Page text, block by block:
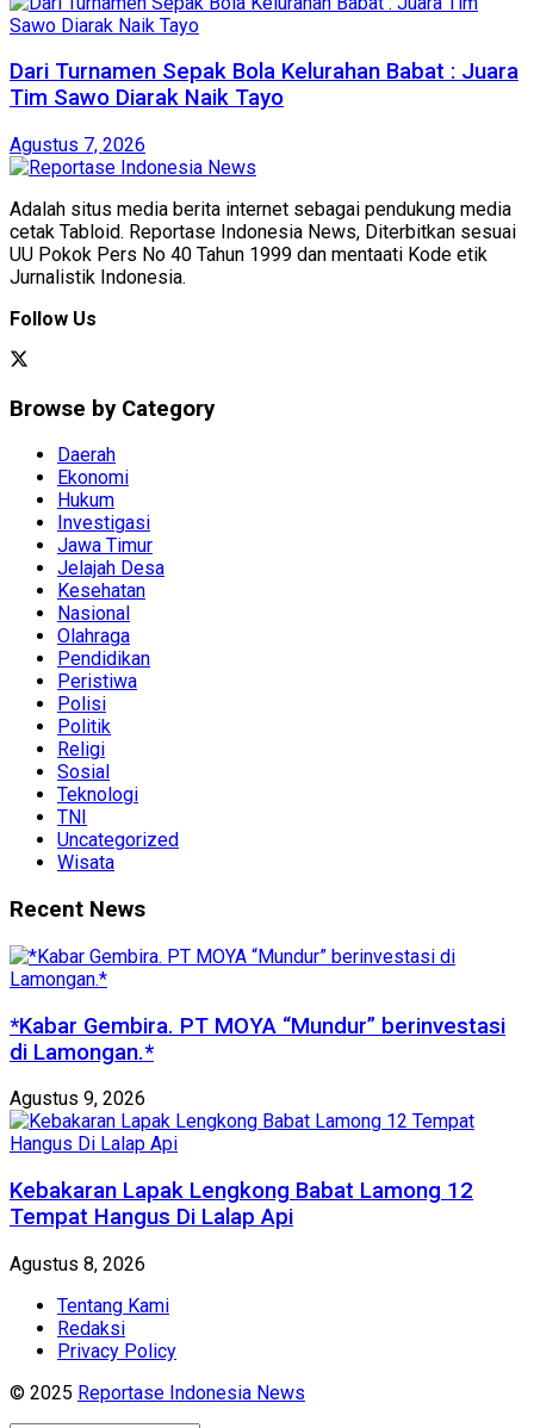
Dari Turnamen Sepak Bola Kelurahan Babat : Juara
Tim Sawo Diarak Naik Tayo
Agustus 7, 2026
Adalah situs media berita internet sebagai pendukung media
cetak Tabloid. Reportase Indonesia News, Diterbitkan sesuai
UU Pokok Pers No 40 Tahun 1999 dan mentaati Kode etik
Jurnalistik Indonesia.
Follow Us
Browse by Category
Daerah
Ekonomi
Hukum
Investigasi
Jawa Timur
Jelajah Desa
Kesehatan
Nasional
Olahraga
Pendidikan
Peristiwa
Polisi
Politik
Religi
Sosial
Teknologi
TNI
Uncategorized
Wisata
Recent News
*Kabar Gembira. PT MOYA “Mundur” berinvestasi
di Lamongan.*
Agustus 9, 2026
Kebakaran Lapak Lengkong Babat Lamong 12
Tempat Hangus Di Lalap Api
Agustus 8, 2026
Tentang Kami
Redaksi
Privacy Policy
© 2025 Reportase Indonesia News